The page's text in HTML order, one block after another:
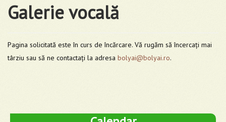
Galerie vocală
Pagina solicitată este în curs de încărcare. Vă rugăm să încercați mai
târziu sau să ne contactați la adresa bolyai@bolyai.ro.